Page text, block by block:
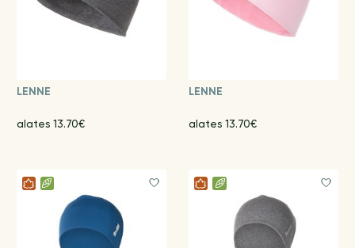
LENNE
alates 13.70€
LENNE
alates 13.70€